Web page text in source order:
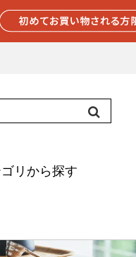
リから探す